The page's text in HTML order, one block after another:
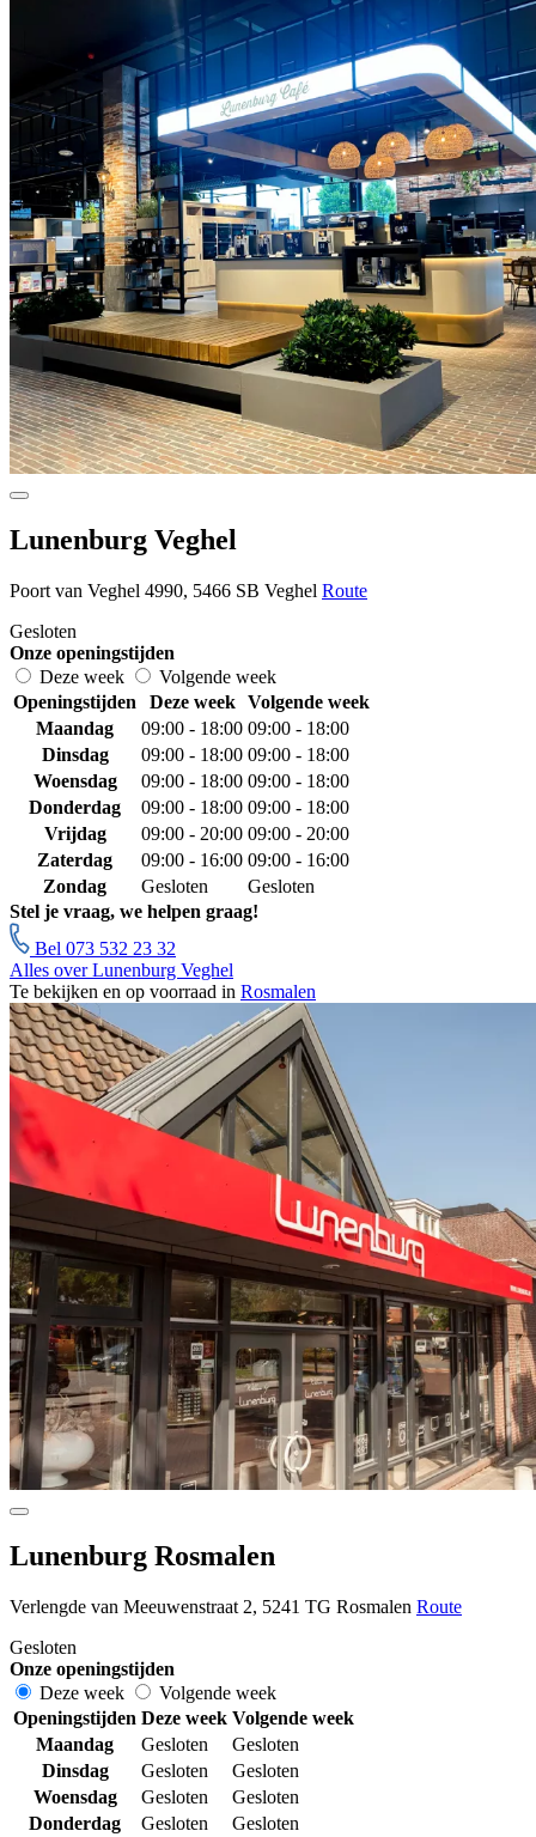
Lunenburg Veghel
Poort van Veghel 4990, 5466 SB Veghel Route
Gesloten
Onze openingstijden
Deze week
Volgende week
Openingstijden
Deze week
Volgende week
Maandag
09:00 - 18:00 09:00 - 18:00
Dinsdag
09:00 - 18:00 09:00 - 18:00
Woensdag
09:00 - 18:00 09:00 - 18:00
Donderdag
09:00 - 18:00 09:00 - 18:00
Vrijdag
09:00 - 20:00 09:00 - 20:00
Zaterdag
09:00 - 16:00 09:00 - 16:00
Zondag
Gesloten
Gesloten
Stel je vraag, we helpen graag!
Bel 073 532 23 32
Alles over Lunenburg Veghel
Te bekijken en op voorraad in Rosmalen
Lunenburg Rosmalen
Verlengde van Meeuwenstraat 2, 5241 TG Rosmalen Route
Gesloten
Onze openingstijden
Deze week
Volgende week
Openingstijden Deze week Volgende week
Maandag
Gesloten
Gesloten
Dinsdag
Gesloten
Gesloten
Woensdag
Gesloten
Gesloten
Donderdag
Gesloten
Gesloten